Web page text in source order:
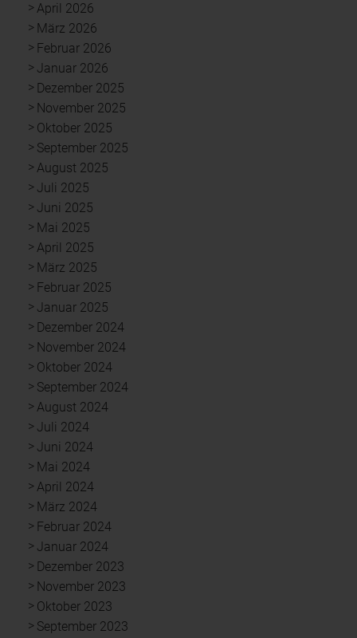
April 2026
März 2026
Februar 2026
Januar 2026
Dezember 2025
November 2025
Oktober 2025
September 2025
August 2025
Juli 2025
Juni 2025
Mai 2025
April 2025
März 2025
Februar 2025
Januar 2025
Dezember 2024
November 2024
Oktober 2024
September 2024
August 2024
Juli 2024
Juni 2024
Mai 2024
April 2024
März 2024
Februar 2024
Januar 2024
Dezember 2023
November 2023
Oktober 2023
September 2023